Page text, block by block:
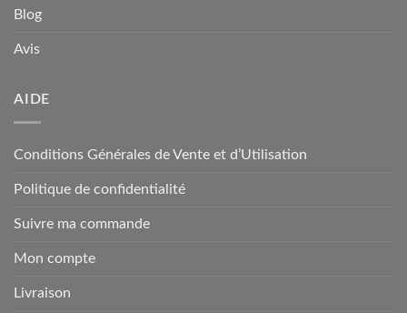
Blog
Avis
AIDE
Conditions Générales de Vente et d’Utilisation
Politique de confidentialité
Suivre ma commande
Mon compte
Livraison